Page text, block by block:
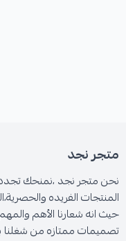
متجر نجد
نحن متجر نجد ،نمنحك
المنتجات الفريده
حيث انه شعارنا الأهم
تصميمات ممتازه من شغلنا